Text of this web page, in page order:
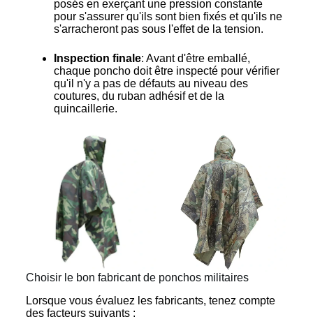
posés en exerçant une pression constante
pour s'assurer qu'ils sont bien fixés et qu'ils ne
s'arracheront pas sous l'effet de la tension.
Inspection finale: Avant d'être emballé,
chaque poncho doit être inspecté pour vérifier
qu'il n'y a pas de défauts au niveau des
coutures, du ruban adhésif et de la
quincaillerie.
Choisir le bon fabricant de ponchos militaires
Lorsque vous évaluez les fabricants, tenez compte
des facteurs suivants :